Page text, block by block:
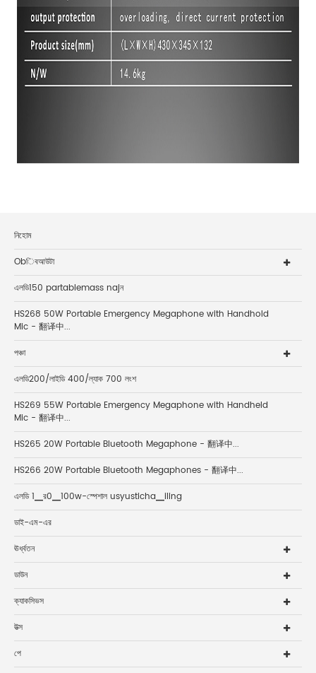
নিহোম
Obিবআউটা
এলডি150 partablemass najন
HS268 50W Portable Emergency Megaphone with Handhold
Mic - 翻译中...
পঞ্চা
এলডি200/লাইডি 400/ল্যাক 700 লংশ
HS269 55W Portable Emergency Megaphone with Handheld
Mic - 翻译中...
HS265 20W Portable Bluetooth Megaphone - 翻译中...
HS266 20W Portable Bluetooth Megaphones - 翻译中...
এলডি 1▁র0▁100w-স্পেশাল usyusticha▁iling
ডাই-এম-এর
ঊর্ধ্বতন
ডাউন
ক্যাকসিভস
উত্স
পে